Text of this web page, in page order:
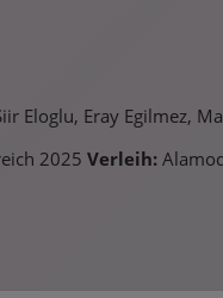
Eloglu, Eray Egilmez,
2025 Verleih: